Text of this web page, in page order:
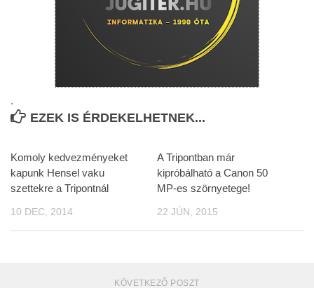
.
EZEK IS ÉRDEKELHETNEK...
Komoly kedvezményeket
kapunk Hensel vaku
szettekre a Tripontnál
10 DEC, 2014
A Tripontban már
kipróbálható a Canon 50
MP-es szörnyetege!
22 JÚN, 2015
KÖVETKEZŐ POSZT